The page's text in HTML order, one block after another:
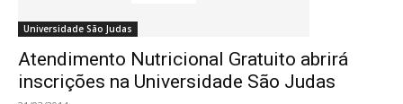
Universidade São Judas
Atendimento Nutricional Gratuito abrirá
inscrições na Universidade São Judas